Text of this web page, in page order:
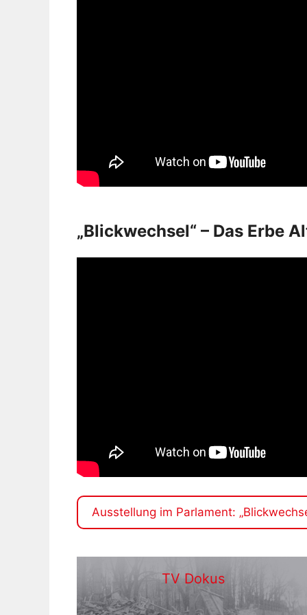
„Blickwechsel“ – Das Erbe
Ausstellung im Parlament:
TV Dokus